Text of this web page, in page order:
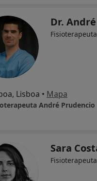
Dr.
Lisboa • Mapa
André Prudencio
Sara
Fisioterapeuta